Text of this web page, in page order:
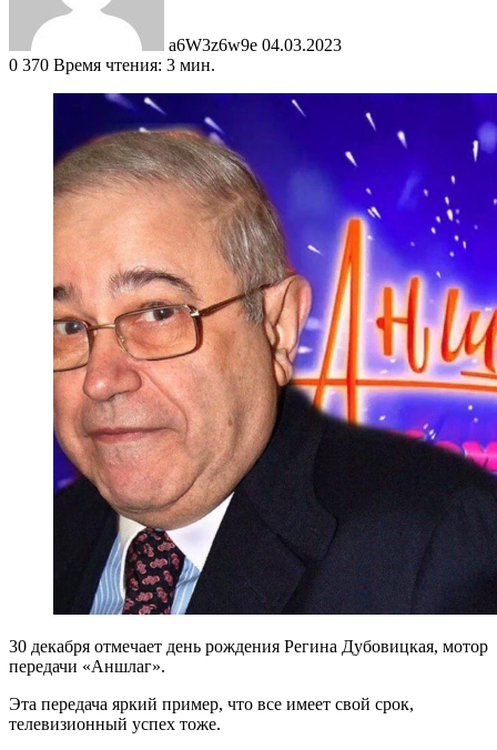
a6W3z6w9e 04.03.2023
0 370 Время чтения: 3 мин.
30 декабря отмечает день рождения Регина Дубовицкая, мотор
передачи «Аншлаг».
Эта передача яркий пример, что все имеет свой срок,
телевизионный успех тоже.